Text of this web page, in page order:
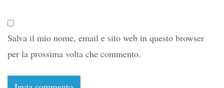
Salva il mio nome, email e sito web in questo browser
per la prossima volta che commento.